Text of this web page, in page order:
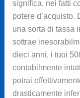
significa, nei fatti
potere d’acquisto.
una sorta di tassa
sottrae
dieci anni, i tuoi
contabilmente
potrai
drasticamente